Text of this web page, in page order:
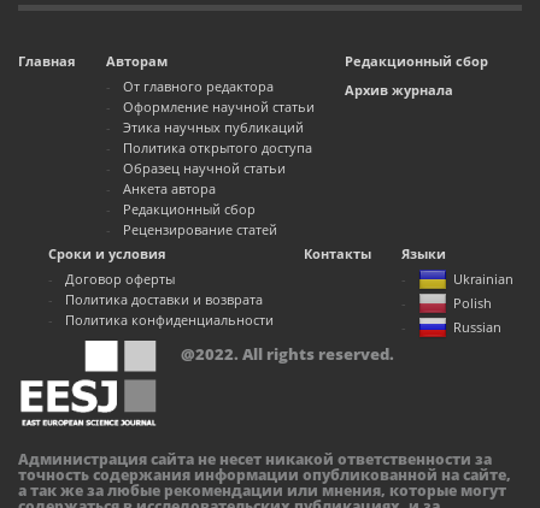
Главная
Авторам
От главного редактора
Оформление научной статьи
Этика научных публикаций
Политика открытого доступа
Образец научной статьи
Анкета автора
Редакционный сбор
Рецензирование статей
Редакционный сбор
Архив журнала
Сроки и условия
Договор оферты
Политика доставки и возврата
Политика конфиденциальности
Контакты
Языки
Ukrainian
Polish
Russian
@2022. All rights reserved.
Администрация сайта не несет никакой ответственности за
точность содержания информации опубликованной на сайте,
а так же за любые рекомендации или мнения, которые могут